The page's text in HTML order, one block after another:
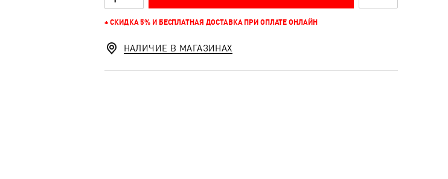
+ СКИДКА 5% И БЕСПЛАТНАЯ ДОСТАВКА ПРИ ОПЛАТЕ ОНЛАЙН
НАЛИЧИЕ В МАГАЗИНАХ